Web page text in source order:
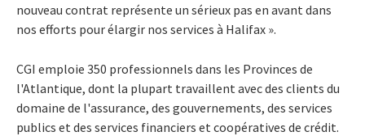
nouveau contrat représente un sérieux pas en avant dans
nos efforts pour élargir nos services à Halifax ».
CGI emploie 350 professionnels dans les Provinces de
l'Atlantique, dont la plupart travaillent avec des clients du
domaine de l'assurance, des gouvernements, des services
publics et des services financiers et coopératives de crédit.